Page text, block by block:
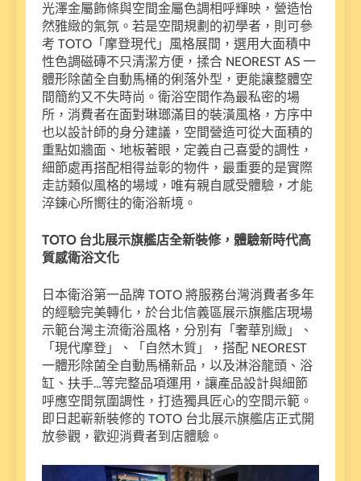
光澤金屬飾條與空間金屬色調相呼輝映，營造怡
然雅緻的氣氛。若是空間規劃的初學者，則可參
考 TOTO「摩登現代」風格展間，選用大面積中
性色調磁磚不只清潔方便，揉合 NEOREST AS 一
體形除菌全自動馬桶的俐落外型，更能讓整體空
間簡約又不失時尚。衛浴空間作為最私密的場
所，消費者在面對琳瑯滿目的裝潢風格，方序中
也以設計師的身分建議，空間營造可從大面積的
重點如牆面、地板著眼，定義自己喜愛的調性，
細節處再搭配相得益彰的物件，最重要的是實際
走訪類似風格的場域，唯有親自感受體驗，才能
淬鍊心所嚮往的衛浴新境。
TOTO 台北展示旗艦店全新裝修，體驗新時代高
質感衛浴文化
日本衛浴第一品牌 TOTO 將服務台灣消費者多年
的經驗完美轉化，於台北信義區展示旗艦店現場
示範台灣主流衛浴風格，分別有「奢華別緻」、
「現代摩登」、「自然木質」，搭配 NEOREST
一體形除菌全自動馬桶新品，以及淋浴龍頭、浴
缸、扶手…等完整品項運用，讓產品設計與細節
呼應空間氛圍調性，打造獨具匠心的空間示範。
即日起嶄新裝修的 TOTO 台北展示旗艦店正式開
放參觀，歡迎消費者到店體驗。